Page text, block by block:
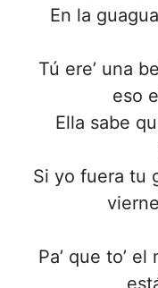
En la
Tú ere’ una
eso
Ella sabe
Si yo fuera tu
Pa’ que to’